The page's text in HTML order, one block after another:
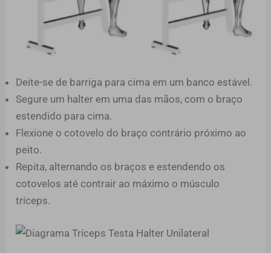
Deite-se de barriga para cima em um banco estável.
Segure um halter em uma das mãos, com o braço
estendido para cima.
Flexione o cotovelo do braço contrário próximo ao
peito.
Repita, alternando os braços e estendendo os
cotovelos até contrair ao máximo o músculo
tríceps.